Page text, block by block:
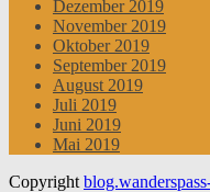
Dezember 2019
November 2019
Oktober 2019
September 2019
August 2019
Juli 2019
Juni 2019
Mai 2019
Copyright